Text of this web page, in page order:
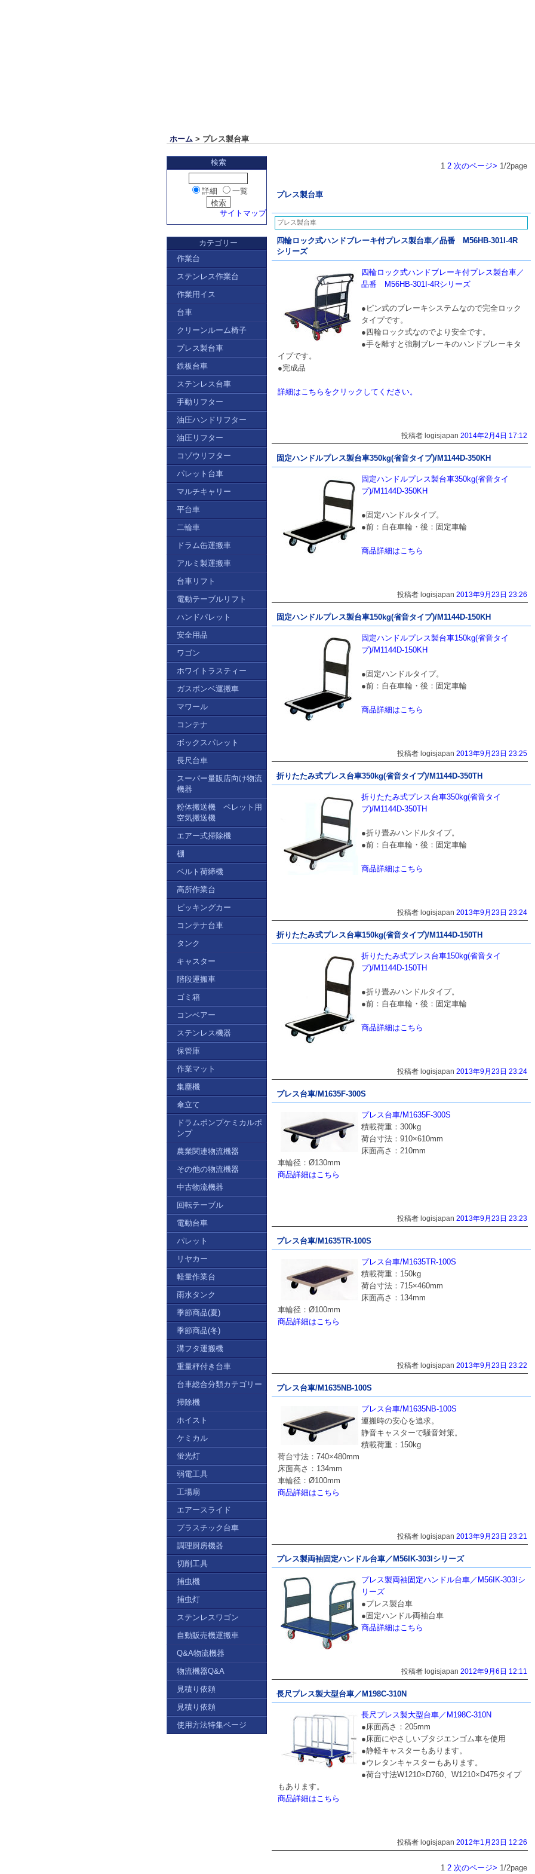
ホーム > プレス製台車
1 2 次のページ> 1/2page
プレス製台車
プレス製台車
四輪ロック式ハンドブレーキ付プレス製台車／品番 M56HB-301I-4R
シリーズ
四輪ロック式ハンドブレーキ付プレス製台車／
品番 M56HB-301I-4Rシリーズ
●ピン式のブレーキシステムなので完全ロック
タイプです。
●四輪ロック式なのでより安全です。
●手を離すと強制ブレーキのハンドブレーキタ
イプです。
●完成品
詳細はこちらをクリックしてください。
投稿者 logisjapan 2014年2月4日 17:12
固定ハンドルプレス製台車350kg(省音タイプ)/M1144D-350KH
固定ハンドルプレス製台車350kg(省音タイ
プ)/M1144D-350KH
●固定ハンドルタイプ。
●前：自在車輪・後：固定車輪
商品詳細はこちら
投稿者 logisjapan 2013年9月23日 23:26
固定ハンドルプレス製台車150kg(省音タイプ)/M1144D-150KH
固定ハンドルプレス製台車150kg(省音タイ
プ)/M1144D-150KH
●固定ハンドルタイプ。
●前：自在車輪・後：固定車輪
商品詳細はこちら
投稿者 logisjapan 2013年9月23日 23:25
折りたたみ式プレス台車350kg(省音タイプ)/M1144D-350TH
折りたたみ式プレス台車350kg(省音タイ
プ)/M1144D-350TH
●折り畳みハンドルタイプ。
●前：自在車輪・後：固定車輪
商品詳細はこちら
投稿者 logisjapan 2013年9月23日 23:24
折りたたみ式プレス台車150kg(省音タイプ)/M1144D-150TH
折りたたみ式プレス台車150kg(省音タイ
プ)/M1144D-150TH
●折り畳みハンドルタイプ。
●前：自在車輪・後：固定車輪
商品詳細はこちら
投稿者 logisjapan 2013年9月23日 23:24
プレス台車/M1635F-300S
プレス台車/M1635F-300S
積載荷重：300kg
荷台寸法：910×610mm
床面高さ：210mm
車輪径：Ø130mm
商品詳細はこちら
投稿者 logisjapan 2013年9月23日 23:23
プレス台車/M1635TR-100S
プレス台車/M1635TR-100S
積載荷重：150kg
荷台寸法：715×460mm
床面高さ：134mm
車輪径：Ø100mm
商品詳細はこちら
投稿者 logisjapan 2013年9月23日 23:22
プレス台車/M1635NB-100S
プレス台車/M1635NB-100S
運搬時の安心を追求。
静音キャスターで騒音対策。
積載荷重：150kg
荷台寸法：740×480mm
床面高さ：134mm
車輪径：Ø100mm
商品詳細はこちら
投稿者 logisjapan 2013年9月23日 23:21
プレス製両袖固定ハンドル台車／M56IK-303Iシリーズ
プレス製両袖固定ハンドル台車／M56IK-303Iシ
リーズ
●プレス製台車
●固定ハンドル両袖台車
商品詳細はこちら
投稿者 logisjapan 2012年9月6日 12:11
長尺プレス製大型台車／M198C-310N
長尺プレス製大型台車／M198C-310N
●床面高さ：205mm
●床面にやさしいブタジエンゴム車を使用
●静軽キャスターもあります。
●ウレタンキャスターもあります。
●荷台寸法W1210×D760、W1210×D475タイプ
もあります。
商品詳細はこちら
投稿者 logisjapan 2012年1月23日 12:26
1 2 次のページ> 1/2page
検索
詳細 一覧
サイトマップ
カテゴリー
作業台
ステンレス作業台
作業用イス
台車
クリーンルーム椅子
プレス製台車
鉄板台車
ステンレス台車
手動リフター
油圧ハンドリフター
油圧リフター
コゾウリフター
パレット台車
マルチキャリー
平台車
二輪車
ドラム缶運搬車
アルミ製運搬車
台車リフト
電動テーブルリフト
ハンドパレット
安全用品
ワゴン
ホワイトラスティー
ガスボンベ運搬車
マワール
コンテナ
ボックスパレット
長尺台車
スーパー量販店向け物流
機器
粉体搬送機 ペレット用
空気搬送機
エアー式掃除機
棚
ベルト荷締機
高所作業台
ピッキングカー
コンテナ台車
タンク
キャスター
階段運搬車
ゴミ箱
コンベアー
ステンレス機器
保管庫
作業マット
集塵機
傘立て
ドラムポンプケミカルポ
ンプ
農業関連物流機器
その他の物流機器
中古物流機器
回転テーブル
電動台車
パレット
リヤカー
軽量作業台
雨水タンク
季節商品(夏)
季節商品(冬)
溝フタ運搬機
重量秤付き台車
台車総合分類カテゴリー
掃除機
ホイスト
ケミカル
蛍光灯
弱電工具
工場扇
エアースライド
プラスチック台車
調理厨房機器
切削工具
捕虫機
捕虫灯
ステンレスワゴン
自動販売機運搬車
Q&A物流機器
物流機器Q&A
見積り依頼
見積り依頼
使用方法特集ページ